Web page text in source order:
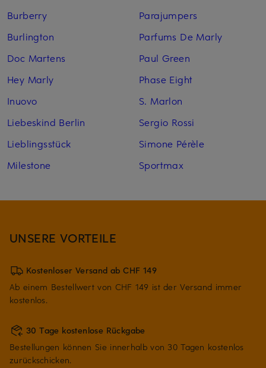
Burberry
Burlington
Doc Martens
Hey Marly
Inuovo
Liebeskind Berlin
Lieblingsstück
Milestone
Parajumpers
Parfums De Marly
Paul Green
Phase Eight
S. Marlon
Sergio Rossi
Simone Pérèle
Sportmax
UNSERE VORTEILE
Kostenloser Versand ab CHF 149
Ab einem Bestellwert von CHF 149 ist der Versand immer
kostenlos.
30 Tage kostenlose Rückgabe
Bestellungen können Sie innerhalb von 30 Tagen kostenlos
zurückschicken.